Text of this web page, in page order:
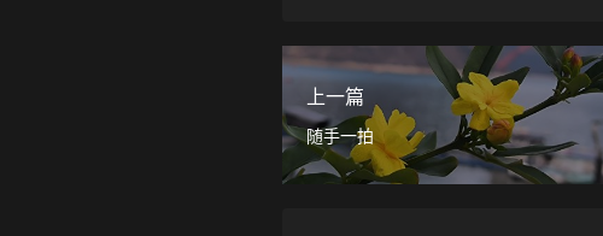
上一篇
随手一拍